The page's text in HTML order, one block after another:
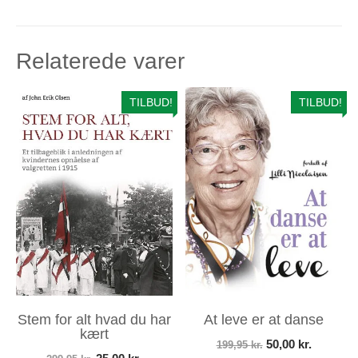
Relaterede varer
TILBUD!
Stem for alt hvad du har
kært
TILBUD!
At leve er at danse
199,95kr. Den
50,00 kr.Den